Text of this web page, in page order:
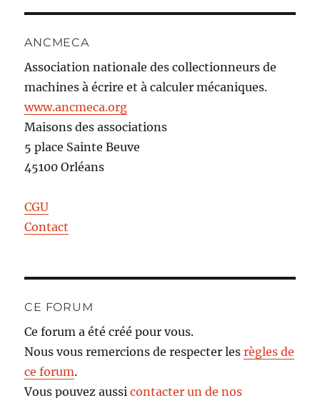
ANCMECA
Association nationale des collectionneurs de
machines à écrire et à calculer mécaniques.
www.ancmeca.org
Maisons des associations
5 place Sainte Beuve
45100 Orléans
CGU
Contact
CE FORUM
Ce forum a été créé pour vous.
Nous vous remercions de respecter lesrègles de
ce forum.
Vous pouvez aussicontacter un de nos